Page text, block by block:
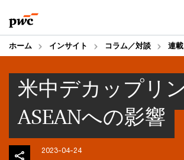
to
content
to
footer
ホーム インサイト コラム／対談 連
米中デカップリ
ASEANへの影響
2023-04-24